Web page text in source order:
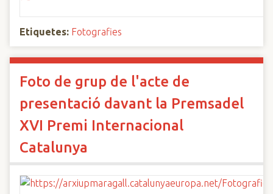
Etiquetes: Fotografies
Foto de grup de l'acte de
presentació davant la Premsadel
XVI Premi Internacional
Catalunya